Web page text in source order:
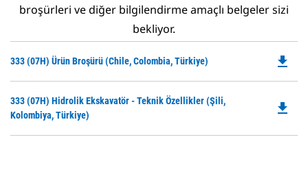
broşürleri ve diğer bilgilendirme amaçlı belgeler sizi
bekliyor.
333 (07H) Ürün Broşürü (Chile, Colombia, Türkiye) file_download
333 (07H) Hidrolik Ekskavatör - Teknik Özellikler (Şili,
Kolombiya, Türkiye)
file_download